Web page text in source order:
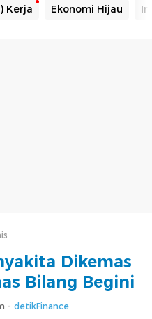
Kerja Ekonomi Hijau
Dikemas
Bilang Begini
- detikFinance